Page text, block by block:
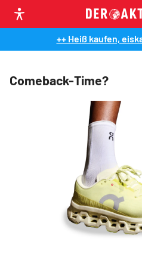
++ Heiß kaufen,
Comeback-Time?